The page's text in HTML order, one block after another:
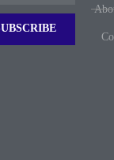
SUBSCRIBE